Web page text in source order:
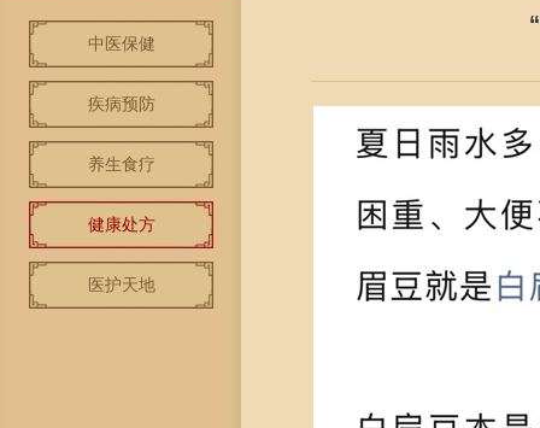
中医保健
疾病预防
养生食疗
健康处方
医护天地